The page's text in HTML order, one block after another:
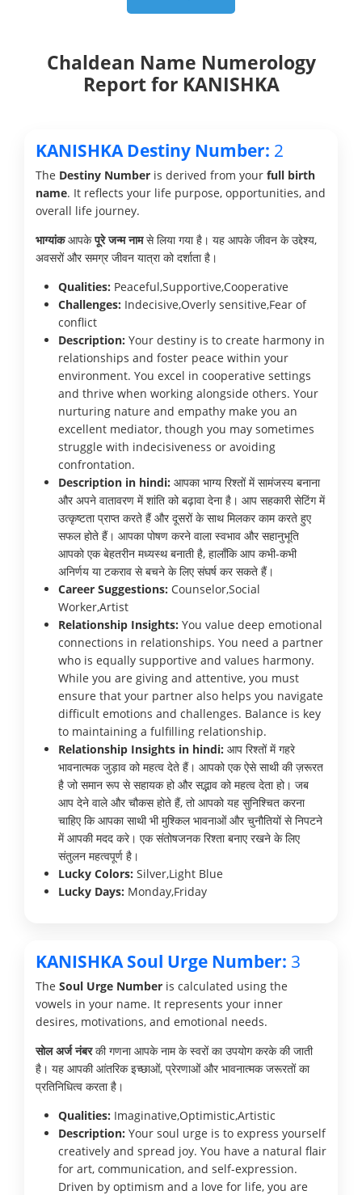
Chaldean Name Numerology
Report for KANISHKA
KANISHKA Destiny Number: 2
The Destiny Number is derived from your full birth
name. It reflects your life purpose, opportunities, and
overall life journey.
भाग्यांकआपकेपूरे जन्म नामसे लिया गया है। यह आपके जीवन के उद्देश्य,
अवसरों और समग्र जीवन यात्रा को दर्शाता है।
Qualities: Peaceful,Supportive,Cooperative
Challenges: Indecisive,Overly sensitive,Fear of
conflict
Description: Your destiny is to create harmony in
relationships and foster peace within your
environment. You excel in cooperative settings
and thrive when working alongside others. Your
nurturing nature and empathy make you an
excellent mediator, though you may sometimes
struggle with indecisiveness or avoiding
confrontation.
Description in hindi: आपका भाग्य रिश्तों में सामंजस्य बनाना
और अपने वातावरण में शांति को बढ़ावा देना है। आप सहकारी सेटिंग में
उत्कृष्टता प्राप्त करते हैं और दूसरों के साथ मिलकर काम करते हुए
सफल होते हैं। आपका पोषण करने वाला स्वभाव और सहानुभूति
आपको एक बेहतरीन मध्यस्थ बनाती है, हालाँकि आप कभी-कभी
अनिर्णय या टकराव से बचने के लिए संघर्ष कर सकते हैं।
Career Suggestions: Counselor,Social
Worker,Artist
Relationship Insights: You value deep emotional
connections in relationships. You need a partner
who is equally supportive and values harmony.
While you are giving and attentive, you must
ensure that your partner also helps you navigate
difficult emotions and challenges. Balance is key
to maintaining a fulfilling relationship.
Relationship Insights in hindi: आप रिश्तों में गहरे
भावनात्मक जुड़ाव को महत्व देते हैं। आपको एक ऐसे साथी की ज़रूरत
है जो समान रूप से सहायक हो और सद्भाव को महत्व देता हो। जब
आप देने वाले और चौकस होते हैं, तो आपको यह सुनिश्चित करना
चाहिए कि आपका साथी भी मुश्किल भावनाओं और चुनौतियों से निपटने
में आपकी मदद करे। एक संतोषजनक रिश्ता बनाए रखने के लिए
संतुलन महत्वपूर्ण है।
Lucky Colors: Silver,Light Blue
Lucky Days: Monday,Friday
KANISHKA Soul Urge Number: 3
The Soul Urge Number is calculated using the
vowels in your name. It represents your inner
desires, motivations, and emotional needs.
सोल अर्ज नंबरकी गणना आपके नाम के स्वरों का उपयोग करके की जाती
है। यह आपकी आंतरिक इच्छाओं, प्रेरणाओं और भावनात्मक जरूरतों का
प्रतिनिधित्व करता है।
Qualities: Imaginative,Optimistic,Artistic
Description: Your soul urge is to express yourself
creatively and spread joy. You have a natural flair
for art, communication, and self-expression.
Driven by optimism and a love for life, you are